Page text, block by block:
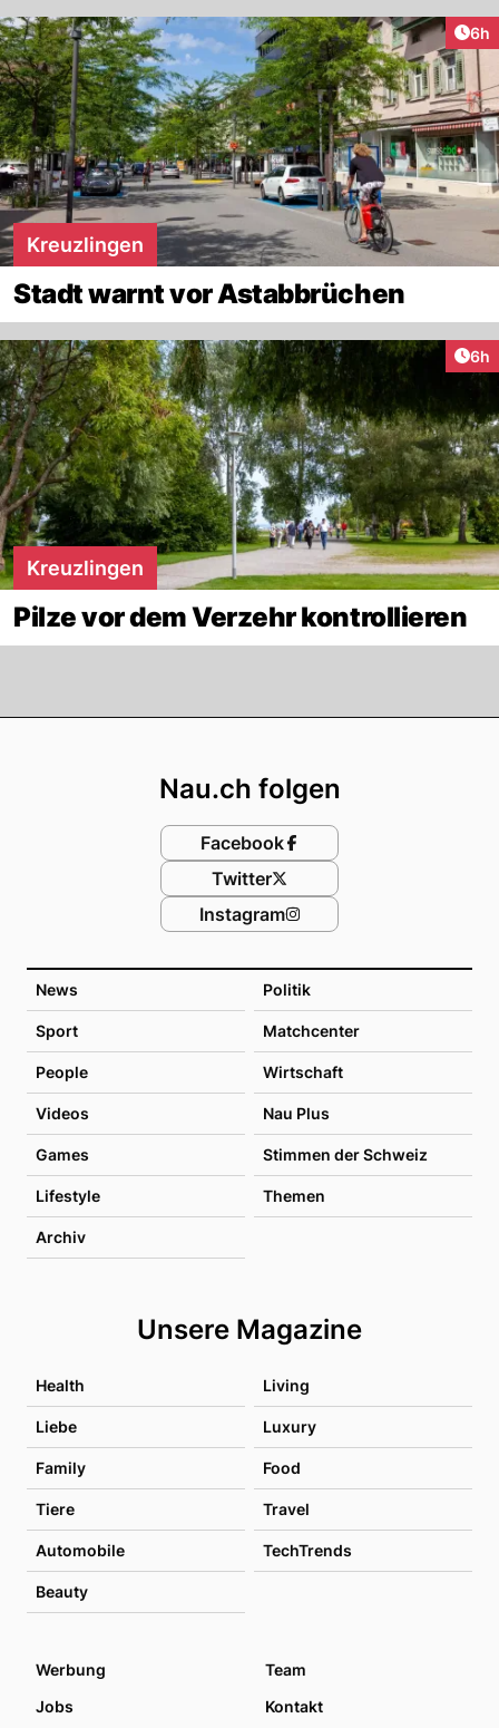
6h
Kreuzlingen
Stadt warnt vor Astabbrüchen
6h
Kreuzlingen
Pilze vor dem Verzehr kontrollieren
News Politik
Sport Matchcenter
People Wirtschaft
Videos Nau Plus
Games Stimmen der Schweiz
Lifestyle Themen
Archiv
Unsere Magazine
Health Living
Liebe Luxury
Family Food
Tiere Travel
Automobile TechTrends
Beauty
Nau.ch folgen
Facebook
Twitter
Instagram
Werbung
Team
Jobs
Kontakt